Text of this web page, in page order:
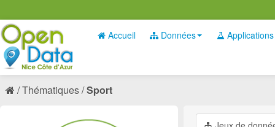
Accueil Données Applications
Thématiques Sport